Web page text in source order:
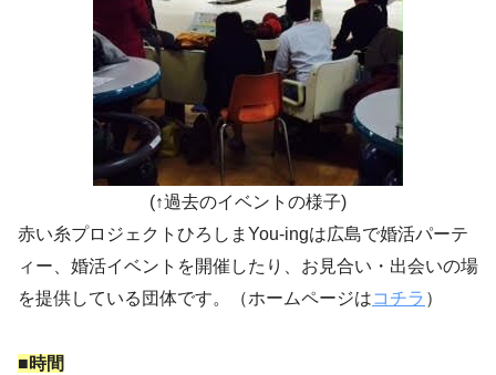
(↑過去のイベントの様子)
赤い糸プロジェクトひろしまYou-ingは広島で婚活パーテ
ィー、婚活イベントを開催したり、お見合い・出会いの場
を提供している団体です。（ホームページはコチラ ）
■時間